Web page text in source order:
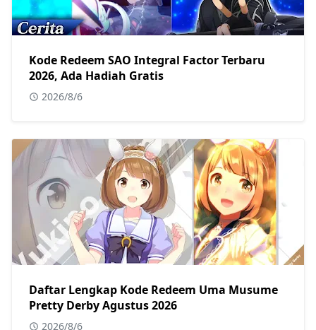
Kode Redeem SAO Integral Factor Terbaru
2026, Ada Hadiah Gratis
2026/8/6
Daftar Lengkap Kode Redeem Uma Musume
Pretty Derby Agustus 2026
2026/8/6